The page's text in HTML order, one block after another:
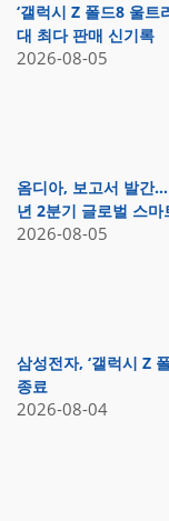
‘갤럭시 Z 폴드8 울트
대 최다 판매 신기록
2026-08-05
옴디아, 보고서 발간
년 2분기 글로벌 스
2026-08-05
삼성전자, ‘갤럭시 Z
종료
2026-08-04